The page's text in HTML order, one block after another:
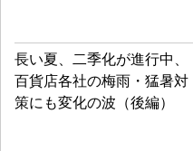
長い夏、二季化が進行中、
百貨店各社の梅雨・猛暑対
策にも変化の波（後編）